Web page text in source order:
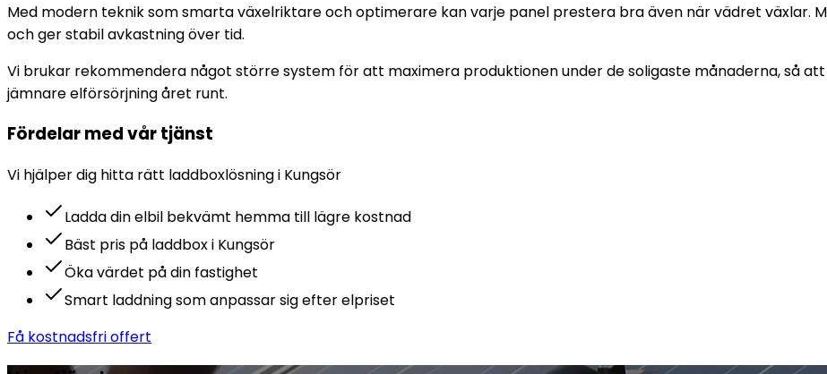
Med modern teknik som smarta växelriktare och optimerare kan varje panel prestera bra även när vädret växlar.
och ger stabil avkastning över tid.
Vi brukar rekommendera något större system för att maximera produktionen under de soligaste månaderna, så
jämnare elförsörjning året runt.
Fördelar med vår tjänst
Vi hjälper dig hitta rätt laddboxlösning i Kungsör
Ladda din elbil bekvämt hemma till lägre kostnad
Bäst pris på laddbox i Kungsör
Öka värdet på din fastighet
Smart laddning som anpassar sig efter elpriset
Få kostnadsfri offert